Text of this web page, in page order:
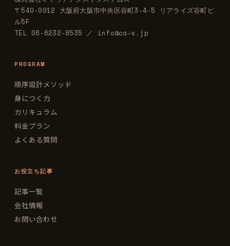
〒540-0012 大阪府大阪市中央区谷町3-4-5 リアライズ谷町ビ
ル5F
TEL 06-6232-8535 ／ info@ca-s.jp
PROGRAM
順序設計メソッド
身につく力
カリキュラム
料金プラン
よくある質問
お役立ち記事
記事一覧
会社情報
お問い合わせ